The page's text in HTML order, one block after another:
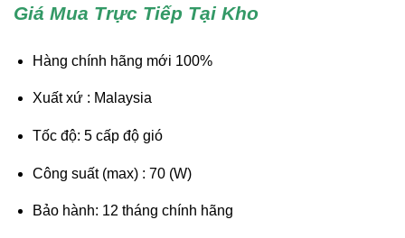
Giá Mua Trực Tiếp Tại Kho
Hàng chính hãng mới 100%
Xuất xứ : Malaysia
Tốc độ: 5 cấp độ gió
Công suất (max) : 70 (W)
Bảo hành: 12 tháng chính hãng